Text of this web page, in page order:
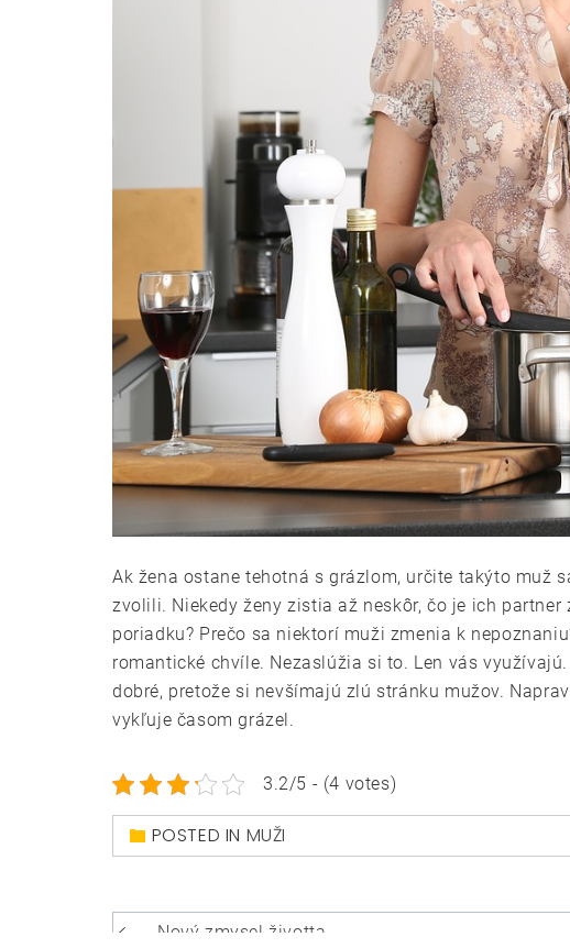
Ak žena ostane tehotná s grázlom, určite takýto muž
zvolili. Niekedy ženy zistia až neskôr, čo je ich
poriadku? Prečo sa niektorí muži zmenia k
romantické chvíle. Nezaslúžia si to. Len vás
dobré, pretože si nevšímajú zlú stránku mužov.
vykľuje časom grázel.
3.2/5 - (4 votes)
POSTED IN MUŽI
Navigace
Nový zmysel životta